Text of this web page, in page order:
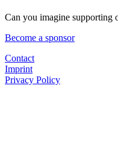
Can you imagine supporting
Become a sponsor
Contact
Imprint
Privacy Policy